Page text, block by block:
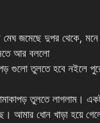
জমেছে দুপর থেকে, মনে
আর বললো
গুলো তুলতে হবে নইলে
তুলতে লাগলাম।
আমার ধোন খাড়া হয়ে